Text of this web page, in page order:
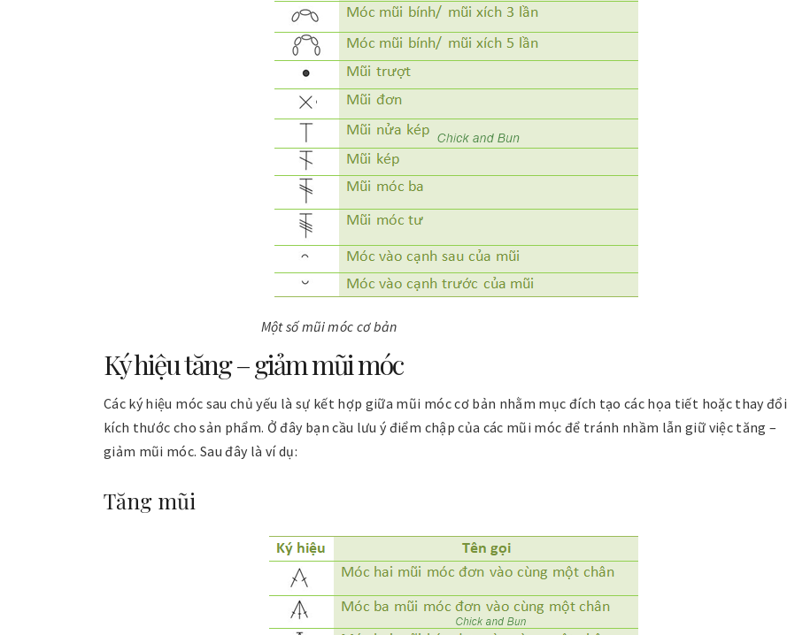
Một số mũi móc cơ bản
Ký hiệu tăng – giảm mũi móc
Các ký hiệu móc sau chủ yếu là sự kết hợp giữa mũi móc cơ bản nhằm mục đích tạo các họa tiết hoặc thay đổi
kích thước cho sản phẩm. Ở đây bạn cầu lưu ý điểm chập của các mũi móc để tránh nhầm lẫn giữ việc tăng –
giảm mũi móc. Sau đây là ví dụ:
Tăng mũi